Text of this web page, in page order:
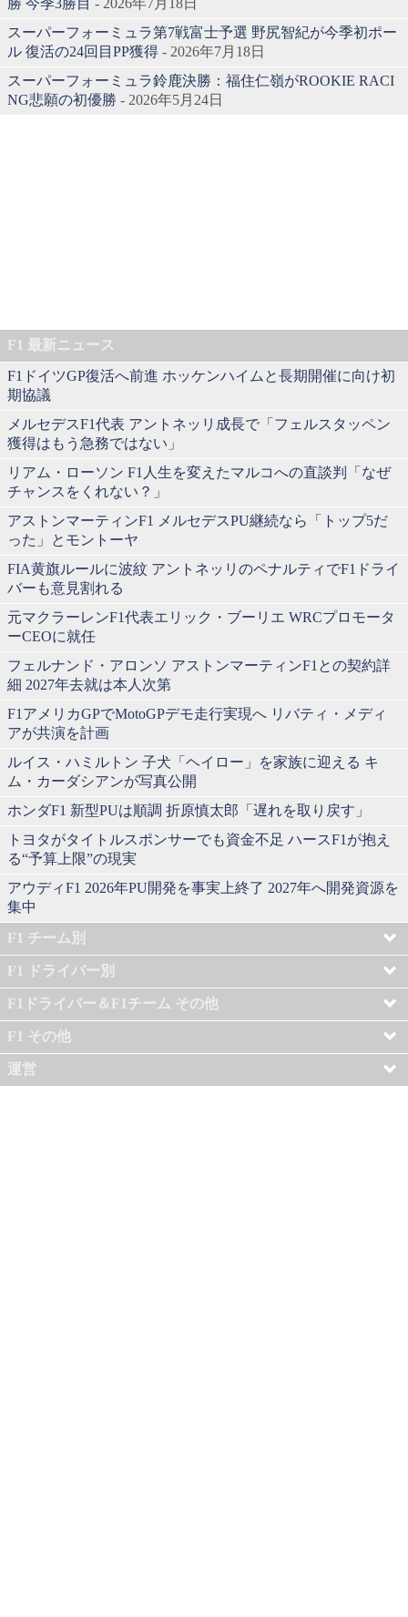
スーパーフォーミュラ第7戦富士予選 野尻智紀が今季初ポー
ル 復活の24回目PP獲得 - 2026年7月18日
スーパーフォーミュラ鈴鹿決勝：福住仁嶺がROOKIE RACI
NG悲願の初優勝 - 2026年5月24日
F1 最新ニュース
F1ドイツGP復活へ前進 ホッケンハイムと長期開催に向け初
期協議
メルセデスF1代表 アントネッリ成長で「フェルスタッペン
獲得はもう急務ではない」
リアム・ローソン F1人生を変えたマルコへの直談判「なぜ
チャンスをくれない？」
アストンマーティンF1 メルセデスPU継続なら「トップ5だ
った」とモントーヤ
FIA黄旗ルールに波紋 アントネッリのペナルティでF1ドライ
バーも意見割れる
元マクラーレンF1代表エリック・ブーリエ WRCプロモータ
ーCEOに就任
フェルナンド・アロンソ アストンマーティンF1との契約詳
細 2027年去就は本人次第
F1アメリカGPでMotoGPデモ走行実現へ リバティ・メディ
アが共演を計画
ルイス・ハミルトン 子犬「ヘイロー」を家族に迎える キ
ム・カーダシアンが写真公開
ホンダF1 新型PUは順調 折原慎太郎「遅れを取り戻す」
トヨタがタイトルスポンサーでも資金不足 ハースF1が抱え
る“予算上限”の現実
アウディF1 2026年PU開発を事実上終了 2027年へ開発資源を
集中
F1 チーム別
F1 ドライバー別
F1ドライバー＆F1チーム その他
F1 その他
運営